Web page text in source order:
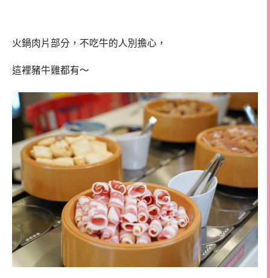
火鍋肉片部分，不吃牛的人別擔心，
這裡豬牛雞都有～